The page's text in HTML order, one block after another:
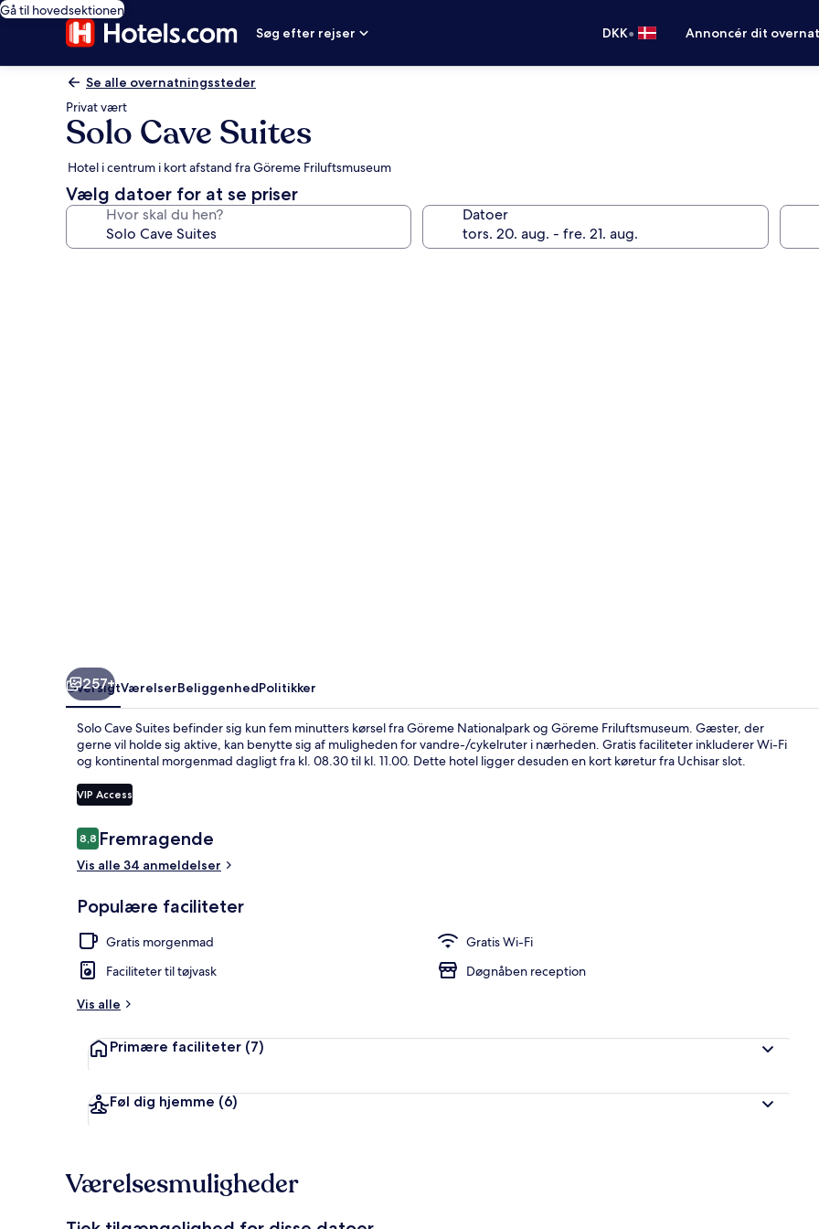
Gå til hovedsektionen
Søg efter rejser
DKK• Annoncér dit
Se alle overnatningssteder
Privat vært
Solo Cave Suites
Hotel i centrum i kort afstand fra Göreme Friluftsmuseum
Vælg datoer for at se priser
Hvor skal du hen? Datoer
Royal-
257+
OversigtVærelserBeliggenhedPolitikker
Solo Cave Suites befinder sig kun fem minutters kørsel fra Göreme Nationalpark og Göreme Friluftsmuseum. Gæster, der
gerne vil holde sig aktive, kan benytte sig af muligheden for vandre-/cykelruter i nærheden. Gratis faciliteter inkluderer Wi-Fi
og kontinental morgenmad dagligt fra kl. 08.30 til kl. 11.00. Dette hotel ligger desuden en kort køretur fra Uchisar slot.
VIP Access
Anmeldelser
8,88,8 ud af 10.
Fremragende
Vis alle 34 anmeldelser
Populære faciliteter
Gratis morgenmad
Gratis Wi-Fi
Faciliteter til tøjvask
Døgnåben reception
Vis alle
Primære faciliteter (7)
Føl dig hjemme (6)
Værelsesmuligheder